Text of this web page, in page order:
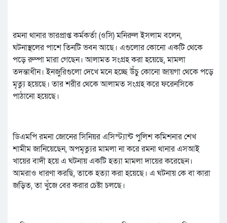
রমনা থানার ভারপ্রাপ্ত কর্মকর্তা (ওসি) মনিরুল ইসলাম বলেন,
ঘটনাস্থলের পাশে তিনটি ভবন আছে। এগুলোর কোনো একটি থেকে
পড়ে রুম্পা মারা গেছেন। আলামত সংগ্রহ করা হয়েছে, মামলা
তদন্তাধীন। ইনজুরিগুলো দেখে মনে হচ্ছে উঁচু কোনো জায়গা থেকে পড়ে
মৃত্যু হয়েছে। তার শরীর থেকে আলামত সংগ্রহ করে ফরেনসিকে
পাঠানো হয়েছে।
ডিএমপি রমনা জোনের সিনিয়র এসিস্ট্যান্ট পুলিশ কমিশনার শেখ
শামীম জানিয়েছেন, অপমৃত্যুর মামলা না করে রমনা থানার এসআই
খায়ের বাদী হয়ে এ ঘটনায় একটি হত্যা মামলা দায়ের করেছেন।
আমরাও ধারণা করছি, তাকে হত্যা করা হয়েছে। এ ঘটনায় কে বা কারা
জড়িত, তা খুঁজে বের করার চেষ্টা চলছে।